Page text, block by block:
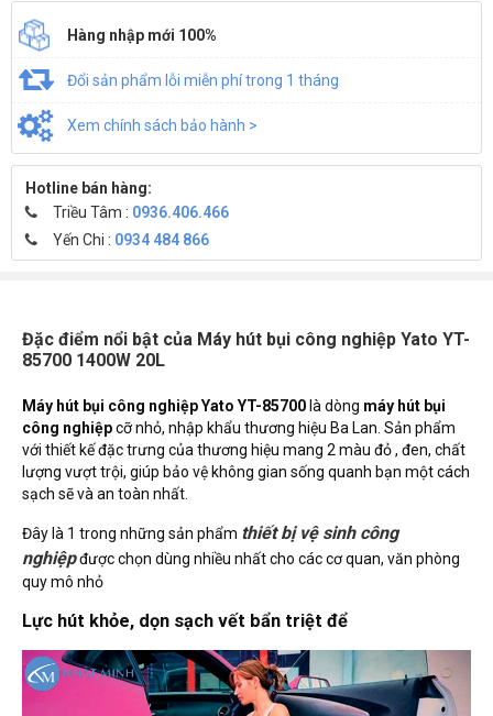
Hàng nhập mới 100%
Đổi sản phẩm lỗi miễn phí trong 1 tháng
Xem chính sách bảo hành >
Hotline bán hàng:
Triều Tâm : 0936.406.466
Yến Chi : 0934 484 866
Đặc điểm nổi bật của Máy hút bụi công nghiệp Yato YT-
85700 1400W 20L
Máy hút bụi công nghiệp Yato YT-85700 là dòng máy hút bụi
công nghiệpcỡ nhỏ, nhập khẩu thương hiệu Ba Lan. Sản phẩm
với thiết kế đặc trưng của thương hiệu mang 2 màu đỏ , đen, chất
lượng vượt trội, giúp bảo vệ không gian sống quanh bạn một cách
sạch sẽ và an toàn nhất.
Đây là 1 trong những sản phẩm thiết bị vệ sinh công
nghiệpđược chọn dùng nhiều nhất cho các cơ quan, văn phòng
quy mô nhỏ
Lực hút khỏe, dọn sạch vết bẩn triệt để